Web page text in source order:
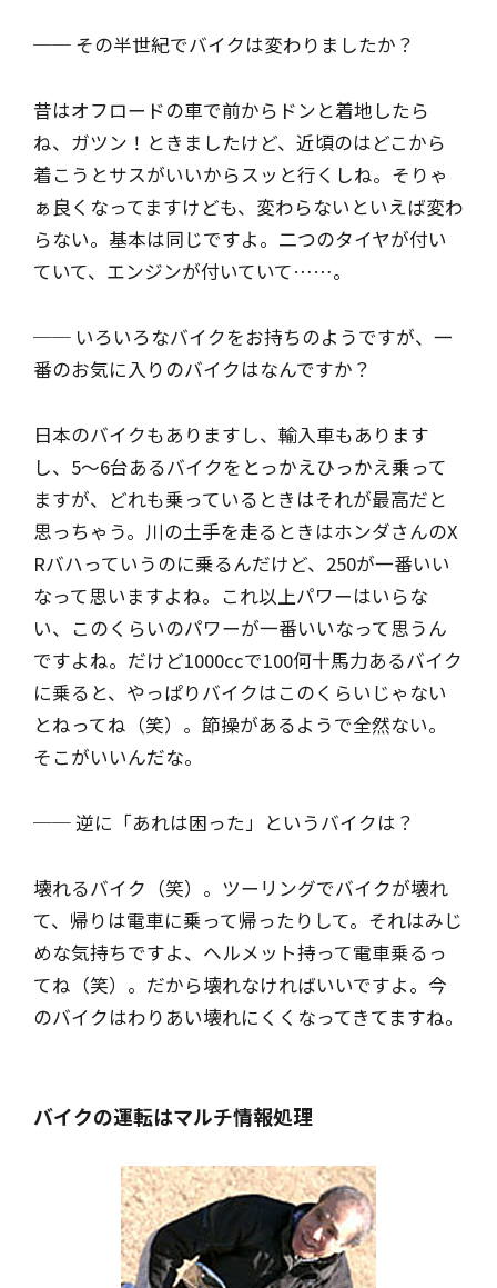
── その半世紀でバイクは変わりましたか？
昔はオフロードの車で前からドンと着地したら
ね、ガツン！ときましたけど、近頃のはどこから
着こうとサスがいいからスッと行くしね。そりゃ
ぁ良くなってますけども、変わらないといえば変わ
らない。基本は同じですよ。二つのタイヤが付い
ていて、エンジンが付いていて……。
── いろいろなバイクをお持ちのようですが、一
番のお気に入りのバイクはなんですか？
日本のバイクもありますし、輸入車もあります
し、5～6台あるバイクをとっかえひっかえ乗って
ますが、どれも乗っているときはそれが最高だと
思っちゃう。川の土手を走るときはホンダさんのX
Rバハっていうのに乗るんだけど、250が一番いい
なって思いますよね。これ以上パワーはいらな
い、このくらいのパワーが一番いいなって思うん
ですよね。だけど1000ccで100何十馬力あるバイク
に乗ると、やっぱりバイクはこのくらいじゃない
とねってね（笑）。節操があるようで全然ない。
そこがいいんだな。
── 逆に「あれは困った」というバイクは？
壊れるバイク（笑）。ツーリングでバイクが壊れ
て、帰りは電車に乗って帰ったりして。それはみじ
めな気持ちですよ、ヘルメット持って電車乗るっ
てね（笑）。だから壊れなければいいですよ。今
のバイクはわりあい壊れにくくなってきてますね。
バイクの運転はマルチ情報処理